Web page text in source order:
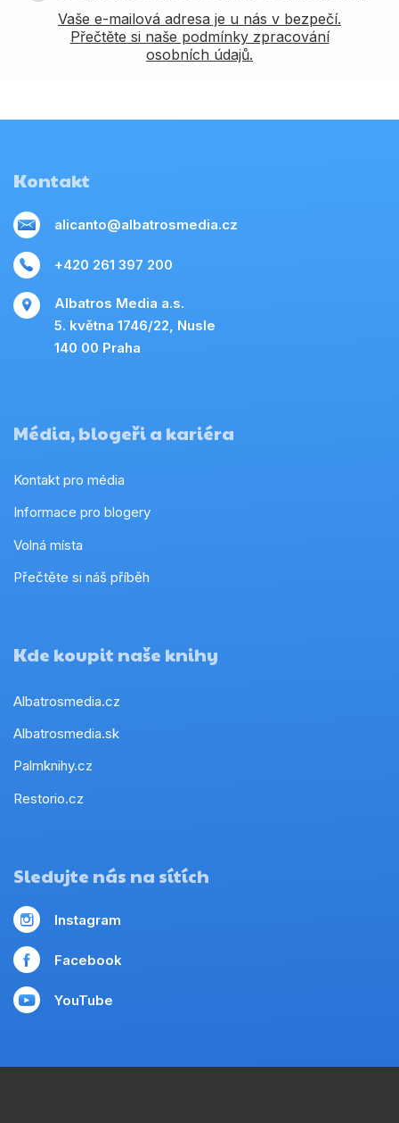
Vaše e-mailová adresa je u nás v bezpečí.
Přečtěte si naše podmínky zpracování
osobních údajů.
Kontakt
alicanto@albatrosmedia.cz
+420 261 397 200
Albatros Media a.s.
5. května 1746/22, Nusle
140 00 Praha
Média, blogeři a kariéra
Kontakt pro média
Informace pro blogery
Volná místa
Přečtěte si náš příběh
Kde koupit naše knihy
Albatrosmedia.cz
Albatrosmedia.sk
Palmknihy.cz
Restorio.cz
Sledujte nás na sítích
Instagram
Facebook
YouTube